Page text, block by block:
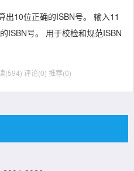
出10位正确的ISBN号。 输入11
ISBN号。 用于校检和规范ISBN
(594) 评论(0) 推荐(0)